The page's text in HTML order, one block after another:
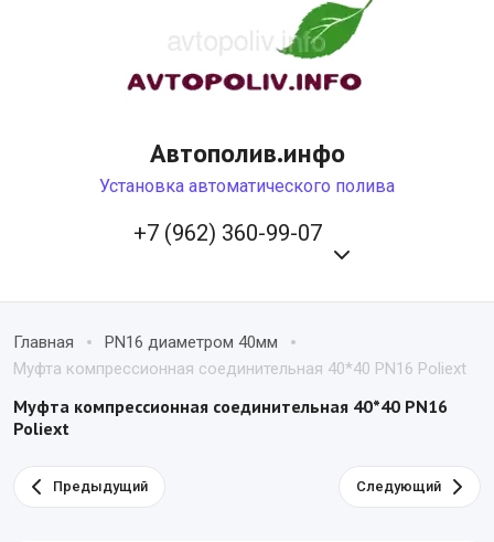
Автополив.инфо
Установка автоматического полива
+7 (962) 360-99-07
Главная
PN16 диаметром 40мм
Муфта компрессионная соединительная 40*40 PN16 Poliext
Муфта компрессионная соединительная 40*40 PN16
Poliext
Предыдущий Следующий